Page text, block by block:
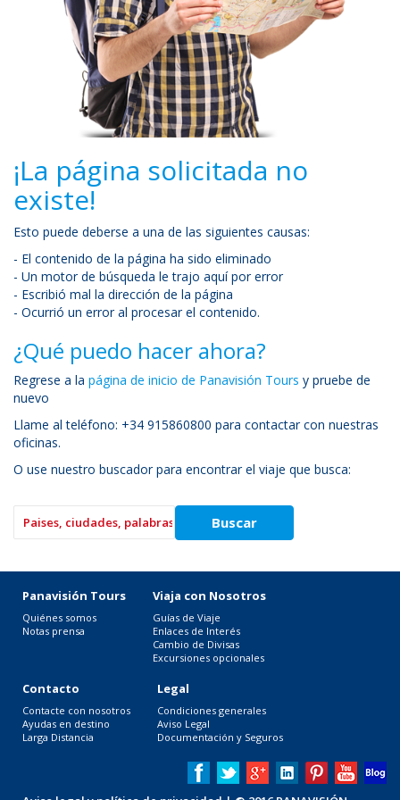
¡La página solicitada no
existe!
Esto puede deberse a una de las siguientes causas:
- El contenido de la página ha sido eliminado
- Un motor de búsqueda le trajo aquí por error
- Escribió mal la dirección de la página
- Ocurrió un error al procesar el contenido.
¿Qué puedo hacer ahora?
Regrese a la página de inicio de Panavisión Tours y pruebe de
nuevo
Llame al teléfono: +34 915860800 para contactar con nuestras
oficinas.
O use nuestro buscador para encontrar el viaje que busca:
Panavisión Tours
Quiénes somos
Notas prensa
Viaja con Nosotros
Guías de Viaje
Enlaces de Interés
Cambio de Divisas
Excursiones opcionales
Contacto
Contacte con nosotros
Ayudas en destino
Larga Distancia
Legal
Condiciones generales
Aviso Legal
Documentación y Seguros